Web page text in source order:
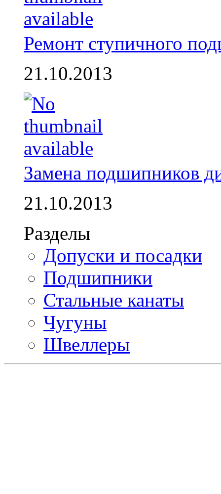
Ремонт ступичного
21.10.2013
Замена подшипников
21.10.2013
Разделы
Допуски и посадки
Подшипники
Стальные канаты
Чугуны
Швеллеры